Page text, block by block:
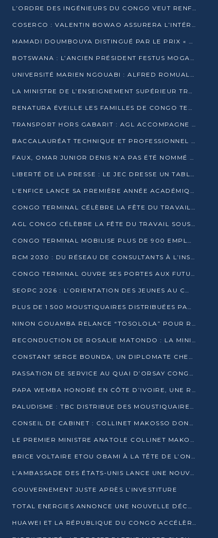
L’ORDRE DES INGÉNIEURS DU CONGO VEUT RENFORCER L’ÉTHIQUE ET LA CRÉDIBILITÉ DE LA PROFESSION
COSERCO : VALENTIN BOWAO ASSURERA L’INTÉRIM À LA TÊTE DU BUREAU EXÉCUTIF NATIONAL
MAMADI DOUMBOUYA DISTINGUÉ PAR LE PRIX « SUPER GRAND BÂTISSEUR BABACAR N’DIAYE »
BOTSWANA : L’ANCIEN PRÉSIDENT FESTUS MOGAE EST MORT À 86 ANS
UNIVERSITÉ MARIEN NGOUABI : ALFRED ROMUALD NGUYA POATY SOUTIENT UNE THÈSE SUR LE PARADOXE DE LA CROISSANCE EN ZONE CEMAC
LA MINISTRE DE L’ENSEIGNEMENT SUPÉRIEUR TRACE SA FEUILLE DE ROUTE
RENATURA ÉVEILLE LES FAMILLES DE CONGO TERMINAL À LA PROTECTION DE L’ENVIRONNEMENT
TRANSPORT HORS GABARIT : AGL ACCOMPAGNE LE DÉVELOPPEMENT DU SECTEUR BRASSICOLE AU CONGO
BACCALAURÉAT TECHNIQUE ET PROFESSIONNEL : 16 352 CANDIDATS LANCÉS DANS LES ÉPREUVES D’EPS
FAUX, OMAR JUNIOR DENIS N’A PAS ÉTÉ NOMMÉ AIDE DE CAMP ADJOINT DE DENIS SASSOU NGUESSO
LIBERTÉ DE LA PRESSE : LE JEC DRESSE UN TABLEAU PRÉOCCUPANT AU CONGO
L’ENFICE LANCE SA PREMIÈRE ANNÉE ACADÉMIQUE AVEC 100 FUTURS ENSEIGNANTS
CONGO TERMINAL CÉLÈBRE LA FÊTE DU TRAVAIL AVEC SES COLLABORATEURS À POINTE-NOIRE
AGL CONGO CÉLÈBRE LA FÊTE DU TRAVAIL SOUS LE SIGNE DE LA COHÉSION
CONGO TERMINAL MOBILISE PLUS DE 900 EMPLOYÉS AUTOUR DE LA SÉCURITÉ AU TRAVAIL
RCM 2030 : DU RÉSEAU DE CONSULTANTS À L’INSTRUMENT DE PUISSANCE EN AFRIQUE FRANCOPHONE
CONGO TERMINAL OUVRE SES PORTES AUX FUTURS INGÉNIEURS AU FORUM DES MÉTIERS D’UCAC-ICAM
SEOPC 2026 : L’ORIENTATION DES JEUNES AU CŒUR DE LA DEUXIÈME ÉDITION
PLUS DE 1 500 MOUSTIQUAIRES DISTRIBUÉES PAR AGL ET CONGO TERMINAL DANS LA LUTTE CONTRE LE PALUDISME
NINON GOUAMBA RELANCE “TOSOLOLA” POUR RENFORCER LE DIALOGUE AVEC LES CITOYENS
RECONDUCTION DE ROSALIE MATONDO : LA MINISTRE PROMET D’ACCÉLÉRER LE TRAITEMENT DES DOSSIERS ET DE RELEVER DE NOUVEAUX DÉFIS
CONSTANT SERGE BOUNDA, UN DIPLOMATE CHEVRONNÉ AUX COMMANDES DES AFFAIRES ÉTRANGÈRES
PASSATION DE SERVICE AU QUAI D’ORSAY CONGOLAIS : GAKOSSO PASSE LE FLAMBEAU À BOUNDA
PAPA WEMBA HONORÉ EN CÔTE D’IVOIRE, UNE RUE PORTE DÉSORMAIS SON NOM
PALUDISME : TBC DISTRIBUE DES MOUSTIQUAIRES DANS DEUX CSI DE BRAZZAVILLE
CONSEIL DE CABINET : COLLINET MAKOSSO DONNE SES DERNIÈRES ORIENTATIONS
LE PREMIER MINISTRE ANATOLE COLLINET MAKOSSO DÉMISSIONNE AVEC SON GOUVERNEMENT
BRICE VOLTAIRE ETOU OBAMI À LA TÊTE DE L’ONEC-C POUR TROIS ANS
L’AMBASSADE DES ÉTATS-UNIS LANCE UNE NOUVELLE COHORTE DU PROGRAMME ACCESS MICRO-SCHOLARSHIP
GOUVERNEMENT JUSTE APRÈS L’INVESTITURE
TOTAL ENERGIES ANNONCE UNE NOUVELLE DÉCOUVERTE D’HYDROCARBURES SUR LE PERMIS MOHO AU LARGE DU CONGO
HUAWEI ET LA RÉPUBLIQUE DU CONGO ACCÉLÈRENT LEUR PARTENARIAT